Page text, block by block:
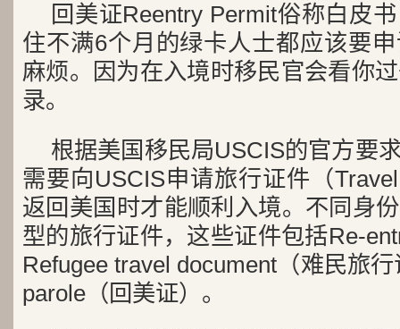
回美证Reentry Permit俗称白皮
住不满6个月的绿卡人士都应该要
麻烦。因为在入境时移民官会看你
录。
根据美国移民局USCIS的官方要
需要向USCIS申请旅行证件（
返回美国时才能顺利入境。不同身
型的旅行证件，这些证件包括Re-
Refugee travel document（难民旅
parole（回美证）。